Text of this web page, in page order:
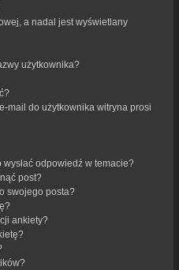
a nadal jest wyświetlany
użytkownika?
mail do użytkownika witryna prosi
odpowiedź w temacie?
post?
swojego posta?
ankiety?